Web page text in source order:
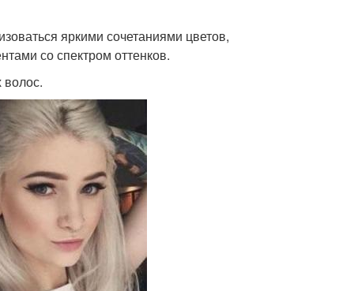
яркими сочетаниями цветов,
со спектром оттенков.